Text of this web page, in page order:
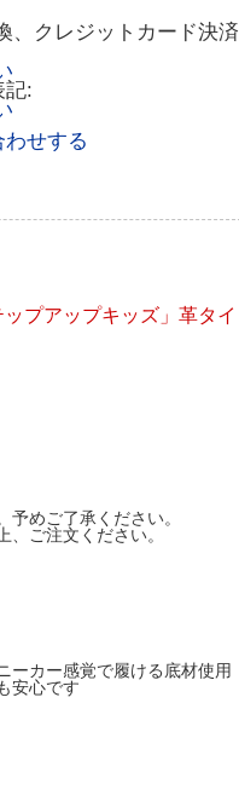
、クレジットカード決済
記:
せする
プアップキッズ」革タイ
めご了承ください。
ご注文ください。
ーカー感覚で履ける底材使用
安心です